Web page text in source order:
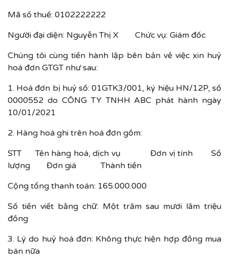
Mã số thuế: 0102222222
Người đại diện: Nguyễn Thị X Chức vụ: Giám đốc
Chúng tôi cùng tiến hành lập bên bản về việc xin huỷ
hoá đơn GTGT như sau:
1. Hoá đơn bị huỷ số: 01GTK3/001, ký hiệu HN/12P, số
0000552 do CÔNG TY TNHH ABC phát hành ngày
10/01/2021
2. Hàng hoá ghi trên hoá đơn gồm:
STT Tên hàng hoá, dịch vụ Đơn vị tính Số
lượng Đơn giá Thành tiền
Cộng tổng thanh toán: 165.000.000
Số tiền viết bằng chữ: Một trăm sau mươi lăm triệu
đồng
3. Lý do huỷ hoá đơn: Không thực hiện hợp đồng mua
bán nữa